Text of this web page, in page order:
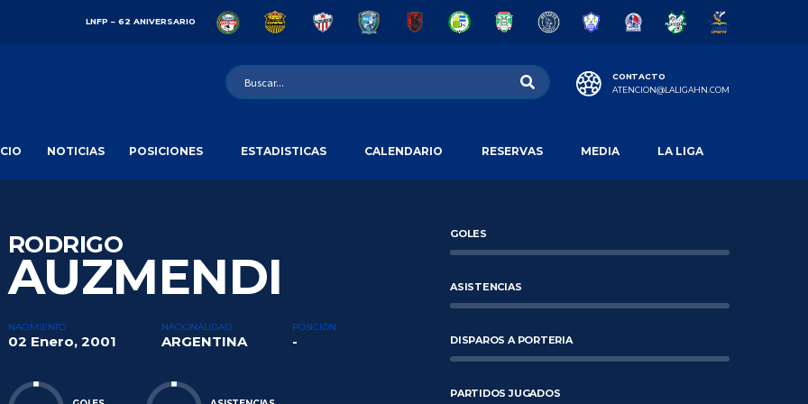
LNFP – 62 ANIVERSARIO
CONTACTO
ATENCION@LALIGAHN.COM
NOTICIAS POSICIONES ESTADISTICAS CALENDARIO RESERVAS MEDIA LA LIGA
RODRIGO
AUZMENDI
NACIMIENTO
02 Enero, 2001
NACIONALIDAD
ARGENTINA
POSICIÓN
-
GOLES
ASISTENCIAS
DISPAROS A PORTERIA
PARTIDOS JUGADOS